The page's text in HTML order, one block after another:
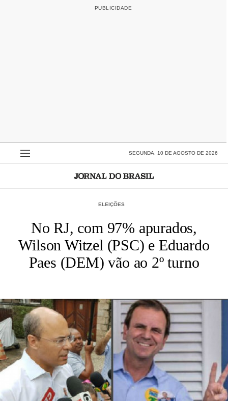
SEGUNDA, 10 DE AGOSTO DE 2026
ELEIÇÕES
No RJ, com 97% apurados,
Wilson Witzel (PSC) e Eduardo
Paes (DEM) vão ao 2º turno